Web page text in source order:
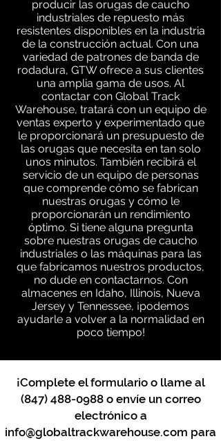
producir las orugas de caucho
industriales de repuesto más
resistentes disponibles en la industria
de la construcción actual. Con una
variedad de patrones de banda de
rodadura, GTW ofrece a sus clientes
una amplia gama de usos. Al
contactar con Global Track
Warehouse, tratará con un equipo de
ventas experto y experimentado que
le proporcionará un presupuesto de
las orugas que necesita en tan solo
unos minutos. También recibirá el
servicio de un equipo de personas
que comprende cómo se fabrican
nuestras orugas y cómo le
proporcionarán un rendimiento
óptimo. Si tiene alguna pregunta
sobre nuestras orugas de caucho
industriales o las máquinas para las
que fabricamos nuestros productos,
no dude en contactarnos. Con
almacenes en Idaho, Illinois, Nueva
Jersey y Tennessee, ¡podemos
ayudarle a volver a la normalidad en
poco tiempo!
¡Complete el formulario o llame al
(847) 488-0988o envíe un correo
electrónico a
info@globaltrackwarehouse.com para